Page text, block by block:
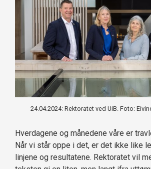
24.04.2024: Rektoratet ved UiB. Foto:
Hverdagene og månedene våre er
Når vi står oppe i det, er det ikke like
linjene og resultatene. Rektoratet vil